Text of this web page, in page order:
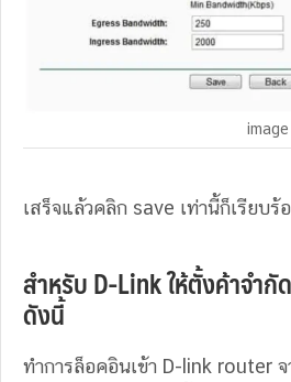
เสร็จแล้วคลิก save เท่านี้ก็เรียบร้
สำหรับ D-Link ให้ตั้งค้าจำกั
ดังนี้
ทำการล็อคอินเข้า D-link router